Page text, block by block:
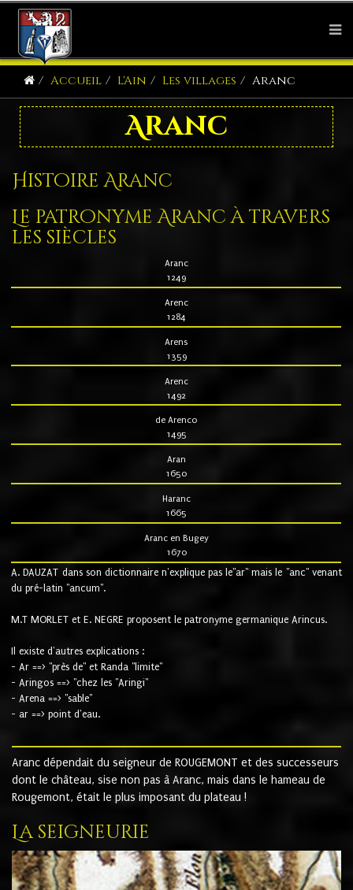
Accueil L'Ain Les villages Aranc
Aranc
Histoire Aranc
Le patronyme Aranc à travers
les siècles
Aranc
1249
Arenc
1284
Arens
1359
Arenc
1492
de Arenco
1495
Aran
1650
Haranc
1665
Aranc en Bugey
1670
A. DAUZAT dans son dictionnaire n'explique pas le"ar" mais le "anc" venant
du pré-latin "ancum".
M.T MORLET et E. NEGRE proposent le patronyme germanique Arincus.
Il existe d'autres explications :
- Ar ==> "près de" et Randa "limite"
- Aringos ==> "chez les "Aringi"
- Arena ==> "sable"
- ar ==> point d'eau.
Aranc dépendait du seigneur de ROUGEMONT et des successeurs
dont le château, sise non pas à Aranc, mais dans le hameau de
Rougemont, était le plus imposant du plateau !
La seigneurie